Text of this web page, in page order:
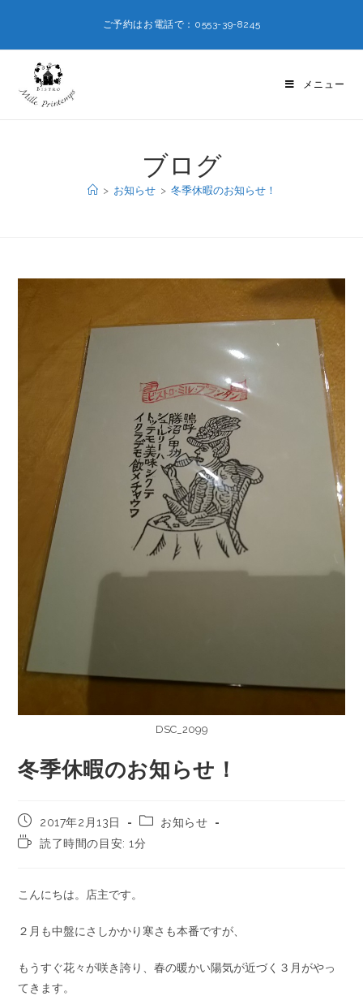
ご予約はお電話で：0553-39-8245
メニュー
ブログ
> お知らせ > 冬季休暇のお知らせ！
DSC_2099
冬季休暇のお知らせ！
2017年2月13日
お知らせ
読了時間の目安: 1分
こんにちは。店主です。
２月も中盤にさしかかり寒さも本番ですが、
もうすぐ花々が咲き誇り、春の暖かい陽気が近づく３月がやっ
てきます。